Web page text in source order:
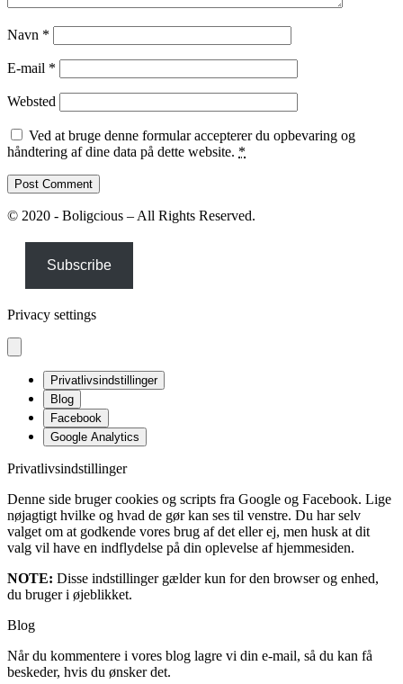
Navn *
E-mail *
Websted
Ved at bruge denne formular accepterer du opbevaring og
håndtering af dine data på dette website. *
© 2020 - Boligcious – All Rights Reserved.
Subscribe
Privacy settings
Privatlivsindstillinger
Blog
Facebook
Google Analytics
Privatlivsindstillinger
Denne side bruger cookies og scripts fra Google og Facebook. Lige
nøjagtigt hvilke og hvad de gør kan ses til venstre. Du har selv
valget om at godkende vores brug af det eller ej, men husk at dit
valg vil have en indflydelse på din oplevelse af hjemmesiden.
NOTE: Disse indstillinger gælder kun for den browser og enhed,
du bruger i øjeblikket.
Blog
Når du kommentere i vores blog lagre vi din e-mail, så du kan få
beskeder, hvis du ønsker det.